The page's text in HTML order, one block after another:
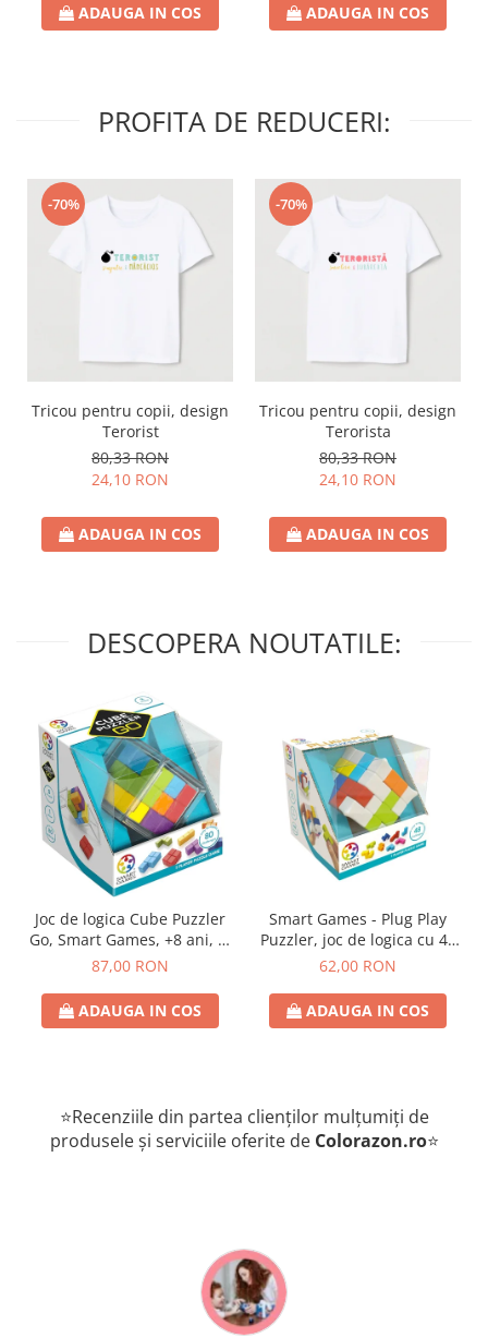
ADAUGA IN COS ADAUGA IN COS
PROFITA DE REDUCERI:
-70%
Tricou pentru copii, design
Terorist
80,33 RON
24,10 RON
ADAUGA IN COS
-70%
Tricou pentru copii, design
Terorista
80,33 RON
24,10 RON
ADAUGA IN COS
DESCOPERA NOUTATILE:
Joc de logica Cube Puzzler
Go, Smart Games, +8 ani, lb
romana
87,00 RON
ADAUGA IN COS
Smart Games - Plug Play
Puzzler, joc de logica cu 48
de provocari, 6+ ani, lb
62,00 RON
ADAUGA IN COS
⭐Recenziile din partea clienților mulțumiți de
produsele și serviciile oferite de Colorazon.ro⭐